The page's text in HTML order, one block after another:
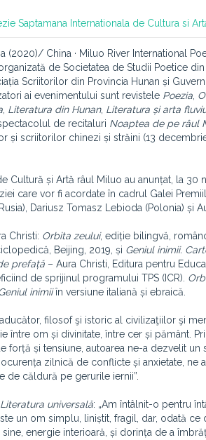
Saptamana Internationala de Cultura si
(2020)/ China · Miluo River International
de Societatea de Studii Poetice din
Scriitorilor din Provincia Hunan și
ai evenimentului sunt revistele Poezia
Literatura din Hunan, Literatura și arta
de recitaluri Noaptea de pe râul
și scriitorilor chinezi și străini (13
Cultură și Artă râul Miluo au anunțat, la 30
care vor fi acordate în cadrul Galei
Dariusz Tomasz Lebioda (Polonia) și
Christi: Orbita zeului, ediție bilingvă,
Beijing, 2019, și Geniul inimii.
prefață – Aura Christi, Editura pentru
de sprijinul programului TPS (ICR).
inimiiîn versiune italiană și ebraică.
filosof şi istoric al civilizaţiilor şi
om și divinitate, între cer și pământ.
și tensiune, autoarea ne-a dezvelit un
zilnică de conflicte și anxietate, ne
de căldură pe gerurile iernii”.
Literatura universală: „Am întâlnit-o pentru
un om simplu, liniștit, fragil, dar, odată ce
energie interioară, și dorința de a